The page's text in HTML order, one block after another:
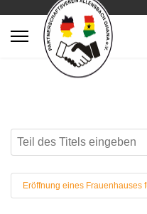
Eröffnung eines Frauenhauses